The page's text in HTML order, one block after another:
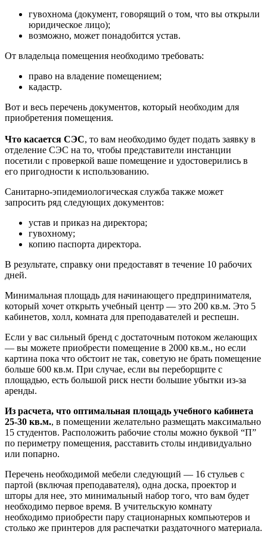
гувохнома (документ, говорящий о том, что вы открыли
юридическое лицо);
возможно, может понадобится устав.
От владельца помещения необходимо требовать:
право на владение помещением;
кадастр.
Вот и весь перечень документов, который необходим для
приобретения помещения.
Что касается СЭС, то вам необходимо будет подать заявку в
отделение СЭС на то, чтобы представители инстанции
посетили с проверкой ваше помещение и удостоверились в
его пригодности к использованию.
Санитарно-эпидемиологическая служба также может
запросить ряд следующих документов:
устав и приказ на директора;
гувохному;
копию паспорта директора.
В результате, справку они предоставят в течение 10 рабочих
дней.
Минимальная площадь для начинающего предпринимателя,
который хочет открыть учебный центр — это 200 кв.м. Это 5
кабинетов, холл, комната для преподавателей и респешн.
Если у вас сильный бренд с достаточным потоком желающих
— вы можете приобрести помещение в 2000 кв.м., но если
картина пока что обстоит не так, советую не брать помещение
больше 600 кв.м. При случае, если вы переборщите с
площадью, есть большой риск нести большие убытки из-за
аренды.
Из расчета, что оптимальная площадь учебного кабинета
25-30 кв.м., в помещении желательно размещать максимально
15 студентов. Расположить рабочие столы можно буквой “П”
по периметру помещения, расставить столы индивидуально
или попарно.
Перечень необходимой мебели следующий — 16 стульев с
партой (включая преподавателя), одна доска, проектор и
шторы для нее, это минимальный набор того, что вам будет
необходимо первое время. В учительскую комнату
необходимо приобрести пару стационарных компьютеров и
столько же принтеров для распечатки раздаточного материала.